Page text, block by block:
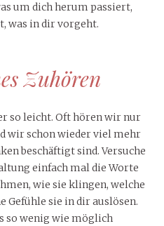
um dich herum passiert,
was in dir vorgeht.
Zuhören
so leicht. Oft hören wir nur
wir schon wieder viel mehr
beschäftigt sind. Versuche
einfach mal die Worte
wie sie klingen, welche
Gefühle sie in dir auslösen.
so wenig wie möglich